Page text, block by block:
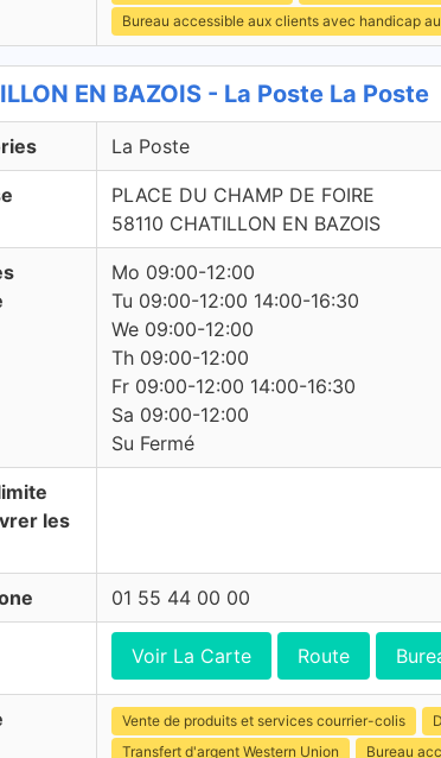
Bureau accessible aux clients avec handicap
EN BAZOIS - La Poste La Poste
La Poste
PLACE DU CHAMP DE FOIRE
58110 CHATILLON EN BAZOIS
Mo 09:00-12:00
Tu 09:00-12:00 14:00-16:30
We 09:00-12:00
Th 09:00-12:00
Fr 09:00-12:00 14:00-16:30
Sa 09:00-12:00
Su Fermé
les
01 55 44 00 00
Voir La Carte Route
Vente de produits et services courrier-colis
Transfert d'argent Western Union
Bureau